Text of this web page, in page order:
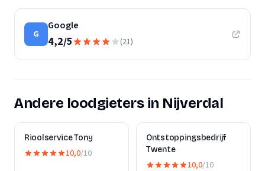
G
Google
4,2/5 (21)
Andere loodgieters in Nijverdal
Rioolservice Tony
10,0/10
Ontstoppingsbedrijf
Twente
10,0/10